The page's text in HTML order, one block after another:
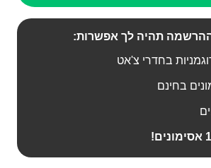
תהיה לך אפשרות:
בחדרי צ'אט
בחינם